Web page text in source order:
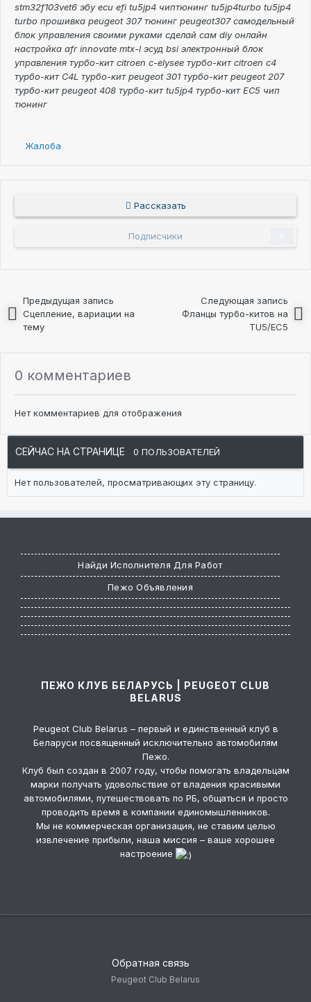
stm32f103vet6 эбу ecu efi tu5jp4 чиптюнинг tu5jp4turbo tu5jp4
turbo прошивка peugeot 307 тюнинг peugeot307 самодельный
блок управления своими руками сделай сам diy онлайн
настройка afr innovate mtx-l эсуд bsi электронный блок
управления турбо-кит citroen c-elysee турбо-кит citroen c4
турбо-кит C4L турбо-кит peugeot 301 турбо-кит peugeot 207
турбо-кит peugeot 408 турбо-кит tu5jp4 турбо-кит EC5 чип
тюнинг
Жалоба
Рассказать
Подписчики
Предыдущая запись
Сцепление, вариации на
тему
Следующая запись
Фланцы турбо-китов на
TU5/EC5
0 комментариев
Нет комментариев для отображения
СЕЙЧАС НА СТРАНИЦЕ 0 ПОЛЬЗОВАТЕЛЕЙ
Нет пользователей, просматривающих эту страницу.
Найди Исполнителя Для Работ
Пежо Объявления
ПЕЖО КЛУБ БЕЛАРУСЬ | PEUGEOT CLUB
BELARUS
Peugeot Club Belarus – первый и единственный клуб в
Беларуси посвященный исключительно автомобилям
Пежо.
Клуб был создан в 2007 году, чтобы помогать владельцам
марки получать удовольствие от владения красивыми
автомобилями, путешествовать по РБ, общаться и просто
проводить время в компании единомышленников.
Мы не коммерческая организация, не ставим целью
извлечение прибыли, наша миссия – ваше хорошее
настроение
Обратная связь
Peugeot Club Belarus